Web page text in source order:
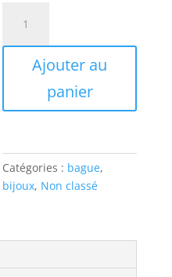
bijoux
exotiques
2
pétales
Ajouter au
panier
Catégories : bague,
bijoux, Non classé